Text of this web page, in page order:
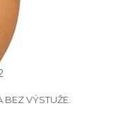
VÝSTUŽE.